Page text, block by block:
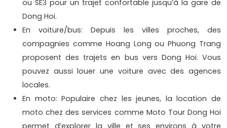
ou SE3 pour un trajet confortable jusqu’à la gare de
Dong Hoi.
En voiture/bus: Depuis les villes proches, des
compagnies comme Hoang Long ou Phuong Trang
proposent des trajets en bus vers Dong Hoi. Vous
pouvez aussi louer une voiture avec des agences
locales.
En moto: Populaire chez les jeunes, la location de
moto chez des services comme Moto Tour Dong Hoi